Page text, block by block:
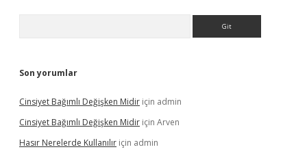
Son yorumlar
Cinsiyet Bağımlı Değişken Midir için admin
Cinsiyet Bağımlı Değişken Midir için Arven
Hasır Nerelerde Kullanılır için admin